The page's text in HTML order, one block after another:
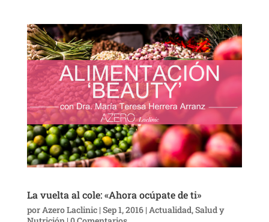
La vuelta al cole: «Ahora ocúpate de ti»
porAzero Laclinic| Sep 1, 2016| Actualidad,Salud y